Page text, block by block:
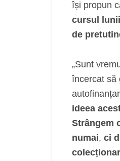
își propun
cursul
de
„Sunt
încercat să
ideea
Strângem
numai, ci